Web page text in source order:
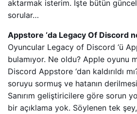
aktarmak isterim. İşte bütün
sorular…
Appstore ‘da Legacy Of Discord
Oyuncular Legacy of Discord ‘ü
bulamıyor. Ne oldu? Apple oyunu
Discord Appstore ‘dan kaldırıldı
soruyu sormuş ve hatanın
Sanırım geliştiricilere göre sorun
bir açıklama yok. Söylenen tek